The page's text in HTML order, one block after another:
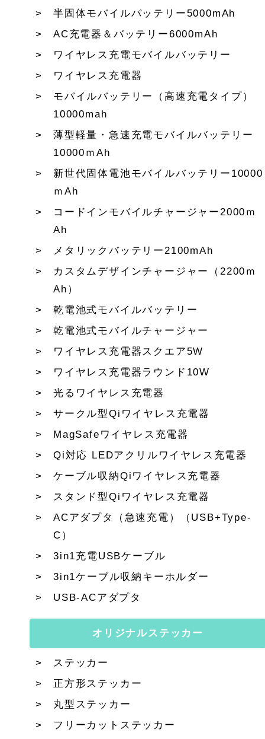
半固体モバイルバッテリー5000mAh
AC充電器＆バッテリー6000mAh
ワイヤレス充電モバイルバッテリー
ワイヤレス充電器
モバイルバッテリー（高速充電タイプ）
10000mah
薄型軽量・急速充電モバイルバッテリー
10000ｍAh
新世代固体電池モバイルバッテリー10000
ｍAh
コードインモバイルチャージャー2000ｍ
Ah
メタリックバッテリー2100mAh
カスタムデザインチャージャー（2200ｍ
Ah）
乾電池式モバイルバッテリー
乾電池式モバイルチャージャー
ワイヤレス充電器スクエア5W
ワイヤレス充電器ラウンド10W
光るワイヤレス充電器
サークル型Qiワイヤレス充電器
MagSafeワイヤレス充電器
Qi対応 LEDアクリルワイヤレス充電器
ケーブル収納Qiワイヤレス充電器
スタンド型Qiワイヤレス充電器
ACアダプタ（急速充電）（USB+Type-
C）
3in1充電USBケーブル
3in1ケーブル収納キーホルダー
USB-ACアダプタ
オリジナルステッカー
ステッカー
正方形ステッカー
丸型ステッカー
フリーカットステッカー